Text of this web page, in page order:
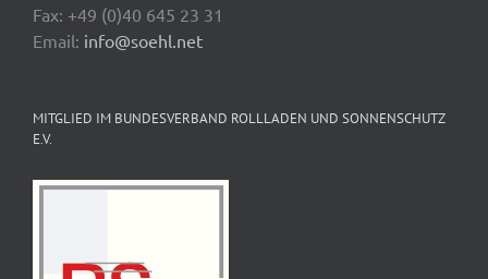
Fax: +49 (0)40 645 23 31
Email: info@soehl.net
MITGLIED IM BUNDESVERBAND ROLLLADEN UND SONNENSCHUTZ
E.V.